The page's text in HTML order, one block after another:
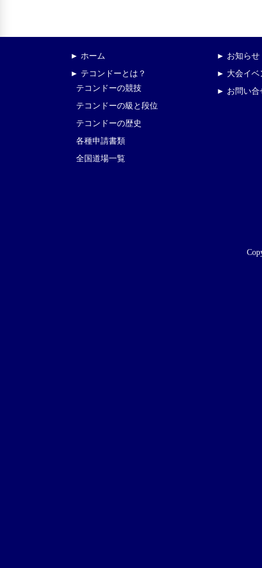
► ホーム
► テコンドーとは？
テコンドーの競技
テコンドーの級と段位
テコンドーの歴史
各種申請書類
全国道場一覧
► お知らせ
► 大会イベ
► お問い合